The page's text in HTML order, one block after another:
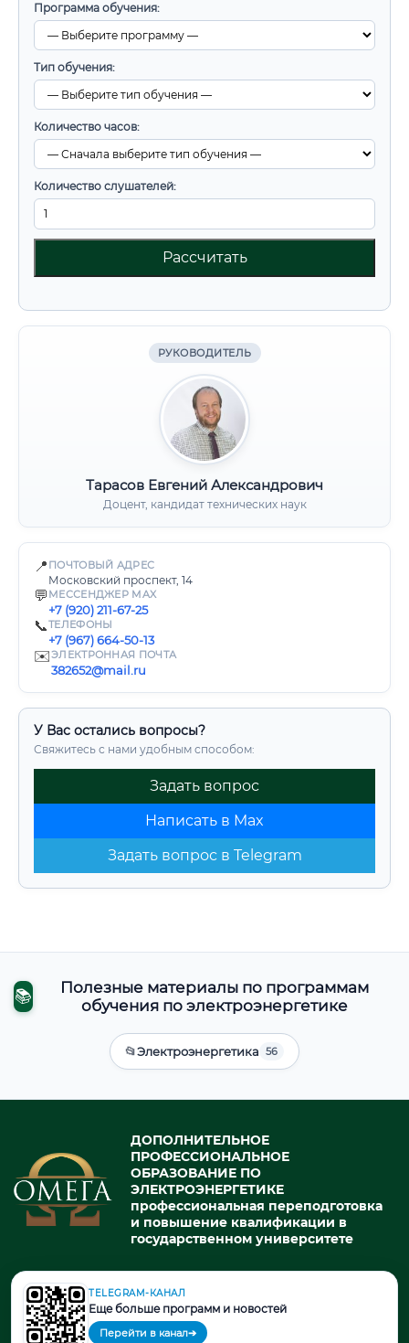
Программа обучения:
Тип обучения:
Количество часов:
Количество слушателей:
Рассчитать
РУКОВОДИТЕЛЬ
Тарасов Евгений Александрович
Доцент, кандидат технических наук
📍 ПОЧТОВЫЙ АДРЕС
Московский проспект, 14
💬 МЕССЕНДЖЕР MAX
+7 (920) 211-67-25
📞ТЕЛЕФОНЫ
+7 (967) 664-50-13
✉️ЭЛЕКТРОННАЯ ПОЧТА
382652@mail.ru
У Вас остались вопросы?
Свяжитесь с нами удобным способом:
Задать вопрос
Написать в Max
Задать вопрос в Telegram
📚
Полезные материалы по программам
обучения по электроэнергетике
📂Электроэнергетика 56
ДОПОЛНИТЕЛЬНОЕ
ПРОФЕССИОНАЛЬНОЕ
ОБРАЗОВАНИЕ ПО
ЭЛЕКТРОЭНЕРГЕТИКЕ
профессиональная переподготовка
и повышение квалификации в
государственном университете
© 2026. При использовании материалов портала активная ссылка
на источник обязательна.
TELEGRAM-КАНАЛ
Еще больше программ и новостей
Перейти в канал➔